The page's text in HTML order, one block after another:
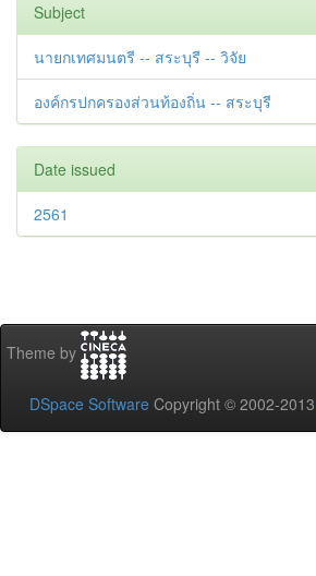
Subject
นายกเทศมนตรี -- สระบุรี -- วิจัย
องค์กรปกครองส่วนท้องถิ่น -- สระบุรี
Date issued
2561
Theme by
DSpace Software Copyright © 2002-2013